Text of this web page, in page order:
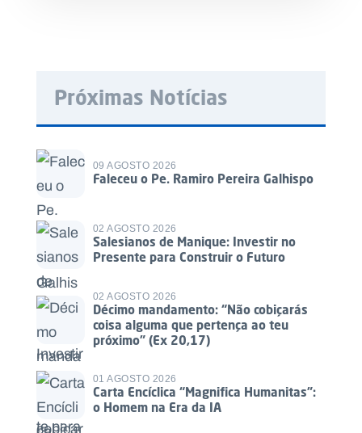
Próximas Notícias
09 AGOSTO 2026
Faleceu o Pe. Ramiro Pereira Galhispo
02 AGOSTO 2026
Salesianos de Manique: Investir no
Presente para Construir o Futuro
02 AGOSTO 2026
Décimo mandamento: “Não cobiçarás
coisa alguma que pertença ao teu
próximo” (Ex 20,17)
01 AGOSTO 2026
Carta Encíclica “Magnifica Humanitas”:
o Homem na Era da IA